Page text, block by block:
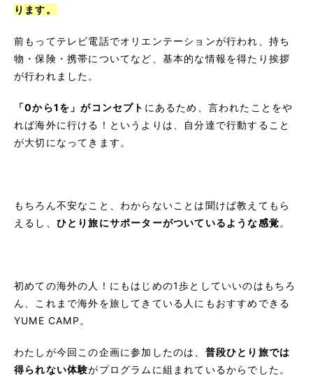
ります。
前もってテレビ電話でオリエンテーションが行われ、持ち
物・保険・携帯についてなど、基本的な情報を得たり挨拶
が行われました。
「0から1を」がコンセプト にあるため、言われたことをや
れば海外に行ける！というよりは、自分達で行動すること
が大切になってきます。
もちろん不安なこと、わからないことは聞けば教えてもら
えるし、 ひとり旅にサポーターがついているような感覚。
初めての海外の人！にもはじめの1歩としていいのはもちろ
ん、これまで海外を旅してきている人にもおすすめできる
YUME CAMP。
わたしが今回この企画に参加したのは、 普段ひとり旅では
得られない体験がプログラムに組まれているからでした。